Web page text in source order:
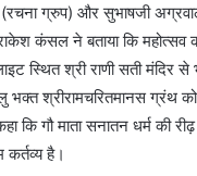
ग्रुप) और सुभाषजी
कंसल ने बताया कि महोत्सव
स्थित श्री राणी सती मंदिर से
भक्त श्रीरामचरितमानस ग्रंथ को
कि गौ माता सनातन धर्म की
है।